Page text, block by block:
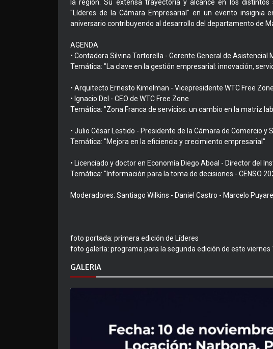
la región. Su extensa trayectoria y alcance en los
"Líderes de la Cámara Empresarial" en un evento insignia
aniversario contribuyendo al desarrollo del departamento de
AGENDA
• Contadora Silvina Tortorella - Gerente General de Asistencial
Temática: "La clave en la gestión empresarial: innovación,
• Arquitecto Ernesto Kimelman - Vicepresidente WTC Free Zone
• Ignacio Del - CEO de WTC Free Zone
Temática: "Zona Franca de servicios: un cambio en la matriz
• Julio César Lestido - Presidente de la Cámara de Comercio y
Temática: "Mejora en la eficiencia y crecimiento empresarial"
• Licenciado y doctor en Economía Diego Aboal - Director del
Temática: "Información para la toma de decisiones - CENSO
Moderadores: Santiago Wilkins - Daniel Castro - Marcelo
foto portada: primera edición de Líderes
foto galería: programa para la segunda edición de este viernes
GALERIA